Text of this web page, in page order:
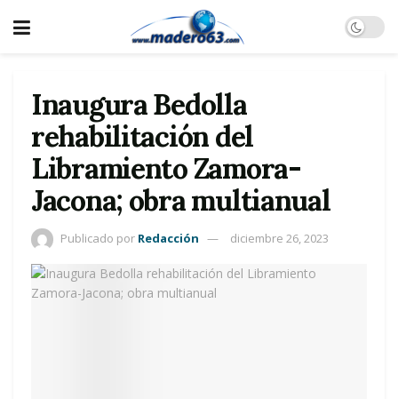
Inaugura Bedolla
rehabilitación del
Libramiento Zamora-
Jacona; obra multianual
Publicado por Redacción diciembre 26, 2023